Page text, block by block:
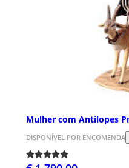
Mulher com Antílopes
DISPONÍVEL POR ENCOMENDA